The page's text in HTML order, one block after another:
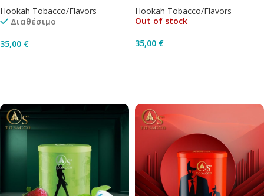
Hookah Tobacco/Flavors
Διαθέσιμο
35,00 €
Hookah Tobacco/Flavors
Out of stock
35,00 €